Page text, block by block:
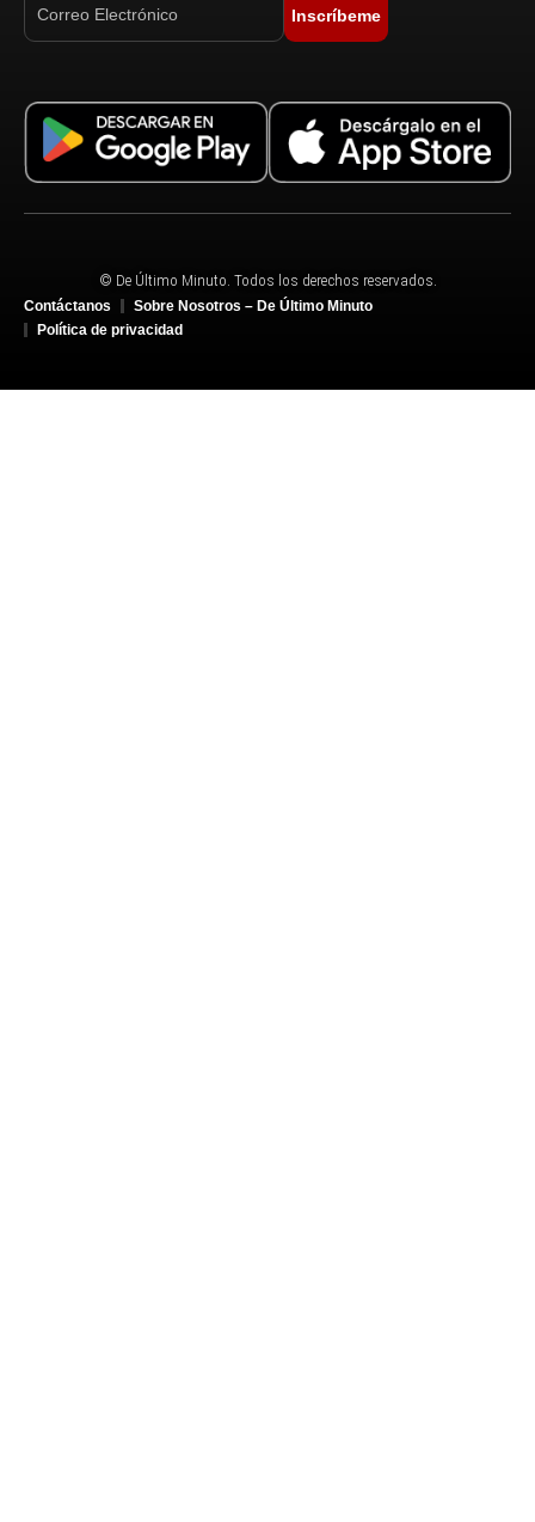
Inscríbeme
© De Último Minuto. Todos los derechos reservados.
Contáctanos
Sobre Nosotros – De Último Minuto
Política de privacidad